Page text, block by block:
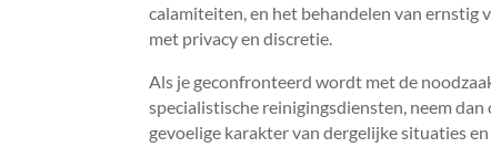
calamiteiten, en het behandelen van
met privacy en discretie.​
Als je geconfronteerd wordt met de
specialistische reinigingsdiensten, neem
gevoelige karakter van dergelijke situaties